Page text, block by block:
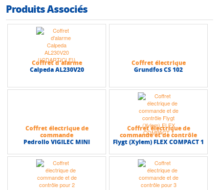
Produits Associés
Coffret d'alarme
Calpeda AL230V20
Coffret électrique
Grundfos CS 102
Coffret électrique de
commande
Pedrollo VIGILEC MINI
Coffret électrique de
commande et de contrôle
Flygt (Xylem) FLEX COMPACT 1